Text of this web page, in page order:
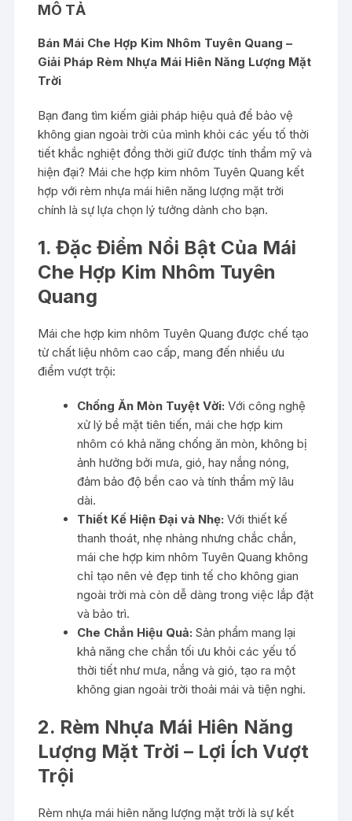
Trời
lượng
MÔ TẢ
Bán Mái Che Hợp Kim Nhôm Tuyên Quang –
Giải Pháp Rèm Nhựa Mái Hiên Năng Lượng Mặt
Trời
Bạn đang tìm kiếm giải pháp hiệu quả để bảo vệ
không gian ngoài trời của mình khỏi các yếu tố thời
tiết khắc nghiệt đồng thời giữ được tính thẩm mỹ và
hiện đại? Mái che hợp kim nhôm Tuyên Quang kết
hợp với rèm nhựa mái hiên năng lượng mặt trời
chính là sự lựa chọn lý tưởng dành cho bạn.
1. Đặc Điểm Nổi Bật Của Mái
Che Hợp Kim Nhôm Tuyên
Quang
Mái che hợp kim nhôm Tuyên Quang được chế tạo
từ chất liệu nhôm cao cấp, mang đến nhiều ưu
điểm vượt trội:
Chống Ăn Mòn Tuyệt Vời: Với công nghệ
xử lý bề mặt tiên tiến, mái che hợp kim
nhôm có khả năng chống ăn mòn, không bị
ảnh hưởng bởi mưa, gió, hay nắng nóng,
đảm bảo độ bền cao và tính thẩm mỹ lâu
dài.
Thiết Kế Hiện Đại và Nhẹ: Với thiết kế
thanh thoát, nhẹ nhàng nhưng chắc chắn,
mái che hợp kim nhôm Tuyên Quang không
chỉ tạo nên vẻ đẹp tinh tế cho không gian
ngoài trời mà còn dễ dàng trong việc lắp đặt
và bảo trì.
Che Chắn Hiệu Quả: Sản phẩm mang lại
khả năng che chắn tối ưu khỏi các yếu tố
thời tiết như mưa, nắng và gió, tạo ra một
không gian ngoài trời thoải mái và tiện nghi.
2. Rèm Nhựa Mái Hiên Năng
Lượng Mặt Trời – Lợi Ích Vượt
Trội
Rèm nhựa mái hiên năng lượng mặt trời là sự kết